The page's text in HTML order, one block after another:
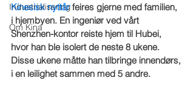
Industrialisering
Om Kina
Kinesisk nyttår feires gjerne med familien,
i hjembyen. En ingeniør ved vårt
Shenzhen-kontor reiste hjem til Hubei,
hvor han ble isolert de neste 8 ukene.
Disse ukene måtte han tilbringe innendørs,
i en leilighet sammen med 5 andre.